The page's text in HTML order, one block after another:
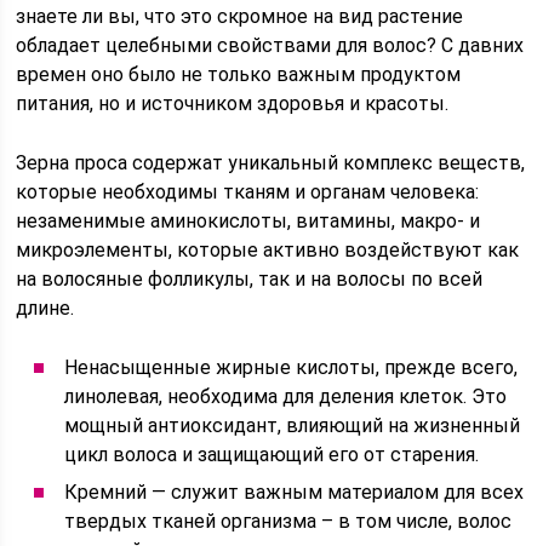
знаете ли вы, что это скромное на вид растение
обладает целебными свойствами для волос? С давних
времен оно было не только важным продуктом
питания, но и источником здоровья и красоты.
Зерна проса содержат уникальный комплекс веществ,
которые необходимы тканям и органам человека:
незаменимые аминокислоты, витамины, макро- и
микроэлементы, которые активно воздействуют как
на волосяные фолликулы, так и на волосы по всей
длине.
Ненасыщенные жирные кислоты, прежде всего,
линолевая, необходима для деления клеток. Это
мощный антиоксидант, влияющий на жизненный
цикл волоса и защищающий его от старения.
Кремний — служит важным материалом для всех
твердых тканей организма – в том числе, волос